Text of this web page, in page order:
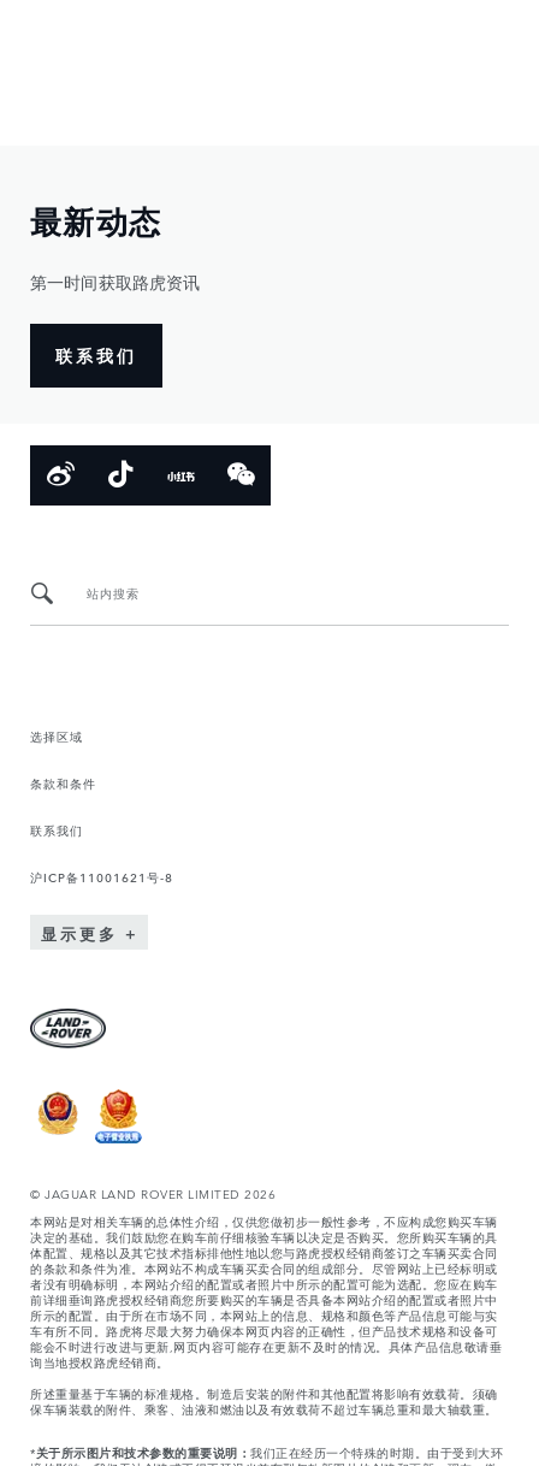
最新动态
第一时间获取路虎资讯
联系我们
站内搜索
选择区域
条款和条件
联系我们
沪ICP备11001621号-8
显示更多
© JAGUAR LAND ROVER LIMITED 2026
本网站是对相关车辆的总体性介绍，仅供您做初步一般性参考，不应构成您购买车辆
决定的基础。我们鼓励您在购车前仔细核验车辆以决定是否购买。您所购买车辆的具
体配置、规格以及其它技术指标排他性地以您与路虎授权经销商签订之车辆买卖合同
的条款和条件为准。本网站不构成车辆买卖合同的组成部分。尽管网站上已经标明或
者没有明确标明，本网站介绍的配置或者照片中所示的配置可能为选配。您应在购车
前详细垂询路虎授权经销商您所要购买的车辆是否具备本网站介绍的配置或者照片中
所示的配置。由于所在市场不同，本网站上的信息、规格和颜色等产品信息可能与实
车有所不同。路虎将尽最大努力确保本网页内容的正确性，但产品技术规格和设备可
能会不时进行改进与更新,网页内容可能存在更新不及时的情况。具体产品信息敬请垂
询当地授权路虎经销商。
所述重量基于车辆的标准规格。制造后安装的附件和其他配置将影响有效载荷。须确
保车辆装载的附件、乘客、油液和燃油以及有效载荷不超过车辆总重和最大轴载重。
*关于所示图片和技术参数的重要说明： 我们正在经历一个特殊的时期。由于受到大环